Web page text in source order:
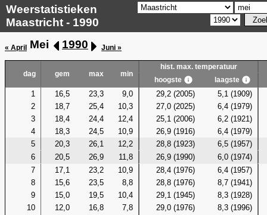
Weerstatistieken
Maastricht - 1990
« April Mei 1990 Juni »
dag gem max min
hist. max. temperatuur
hoogste
laagste
1 16,5 23,3 9,0 29,2 (2005)
5,1 (1909)
2
18,7 25,4 10,3 27,0 (2025)
6,4 (1979)
3
18,4 24,4 12,4 25,1 (2006)
6,2 (1921)
4
18,3 24,5 10,9 26,9 (1916)
6,4 (1979)
5
20,3 26,1 12,2 28,8 (1923)
6,5 (1957)
6
20,5 26,9 11,8 26,9 (1990)
6,0 (1974)
7
17,1 23,2 10,9 28,4 (1976)
6,4 (1957)
8
15,6 23,5 8,8 28,8 (1976)
8,7 (1941)
9
15,0 19,5 10,4 29,1 (1945)
8,3 (1928)
10
12,0 16,8 7,8 29,0 (1976)
8,3 (1996)